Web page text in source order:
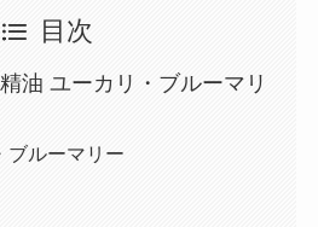
目次
油 ユーカリ・ブルーマリ
ブルーマリー